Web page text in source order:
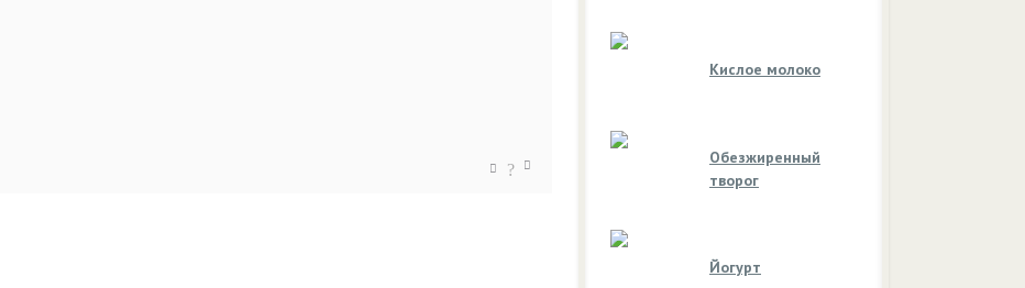
?
Кислое молоко
Обезжиренный
творог
Йогурт